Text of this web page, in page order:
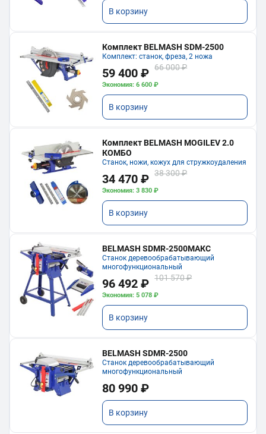
В корзину
Комплект BELMASH SDM-2500
Комплект: станок, фреза, 2 ножа
59 400 ₽ 66 000 ₽
Экономия: 6 600 ₽
В корзину
Комплект BELMASH MOGILEV 2.0
КОМБО
Станок, ножи, кожух для стружкоудаления
34 470 ₽ 38 300 ₽
Экономия: 3 830 ₽
В корзину
BELMASH SDMR-2500МАКС
Станок деревообрабатывающий
многофункциональный
96 492 ₽ 101 570 ₽
Экономия: 5 078 ₽
В корзину
BELMASH SDMR-2500
Станок деревообрабатывающий
многофункциональный
80 990 ₽
В корзину